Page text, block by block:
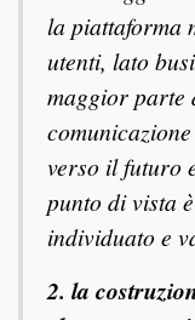
la piattaforma
utenti, lato
maggior parte
verso il futuro
punto di vista
individuato e
2. la